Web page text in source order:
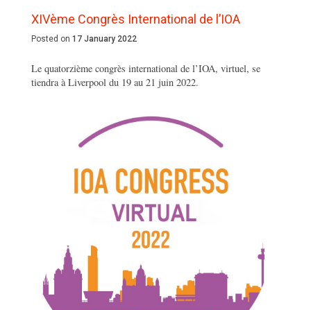
XIVème Congrès International de l’IOA
Posted on 17 January 2022
Le quatorzième congrès international de l’IOA, virtuel, se
tiendra à Liverpool du 19 au 21 juin 2022.